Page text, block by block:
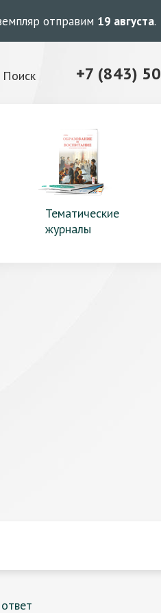
отправим 19 августа.
Поиск +7 (843)
Тематические
журналы